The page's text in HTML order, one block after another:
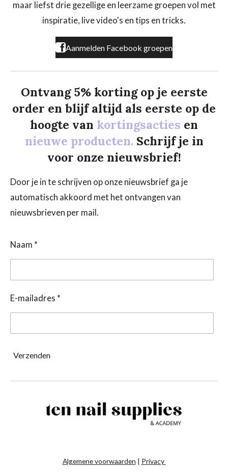
o
k
r
a
maar liefst drie gezellige en leerzame groepen vol met
inspiratie, live video's en tips en tricks.
Aanmelden Facebook groepen
Ontvang 5% korting op je eerste
order en blijf altijd als eerste op de
hoogte van kortingsacties en
nieuwe producten. Schrijf je in
voor onze nieuwsbrief!
Door je in te schrijven op onze nieuwsbrief ga je
automatisch akkoord met het ontvangen van
nieuwsbrieven per mail.
Naam *
E-mailadres *
Verzenden
Algemene voorwaarden | Privacy